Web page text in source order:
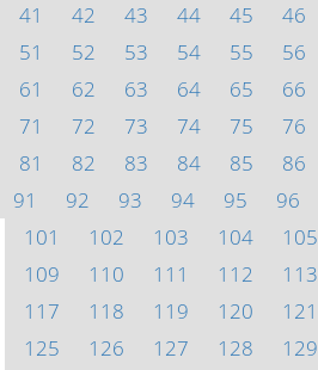
41
42 43 44 45 46
51
52 53 54 55 56
61
62 63 64 65 66
71
72 73 74 75 76
81
82 83 84 85 86
91
92 93 94 95 96
101
102 103 104 105
109
110 111 112 113
117
118 119 120 121
125
126 127 128 129